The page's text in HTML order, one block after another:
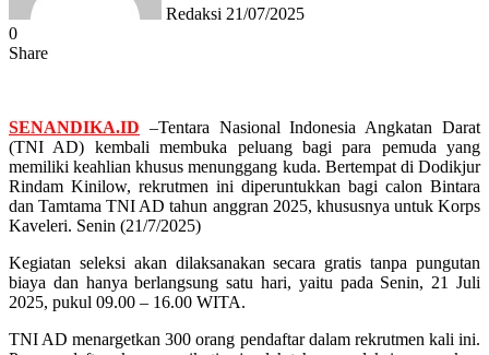
Redaksi 21/07/2025
0
Share
SENANDIKA.ID –Tentara Nasional Indonesia Angkatan Darat
(TNI AD) kembali membuka peluang bagi para pemuda yang
memiliki keahlian khusus menunggang kuda. Bertempat di Dodikjur
Rindam Kinilow, rekrutmen ini diperuntukkan bagi calon Bintara
dan Tamtama TNI AD tahun anggran 2025, khususnya untuk Korps
Kaveleri. Senin (21/7/2025)
Kegiatan seleksi akan dilaksanakan secara gratis tanpa pungutan
biaya dan hanya berlangsung satu hari, yaitu pada Senin, 21 Juli
2025, pukul 09.00 – 16.00 WITA.
TNI AD menargetkan 300 orang pendaftar dalam rekrutmen kali ini.